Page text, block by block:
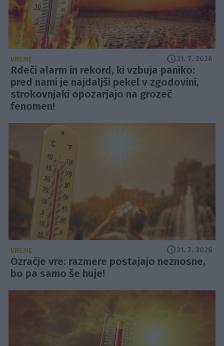
VREME 31. 7. 2026
Rdeči alarm in rekord, ki vzbuja paniko:
pred nami je najdaljši pekel v zgodovini,
strokovnjaki opozarjajo na grozeč
fenomen!
VREME 31. 7. 2026
Ozračje vre: razmere postajajo neznosne,
bo pa samo še huje!